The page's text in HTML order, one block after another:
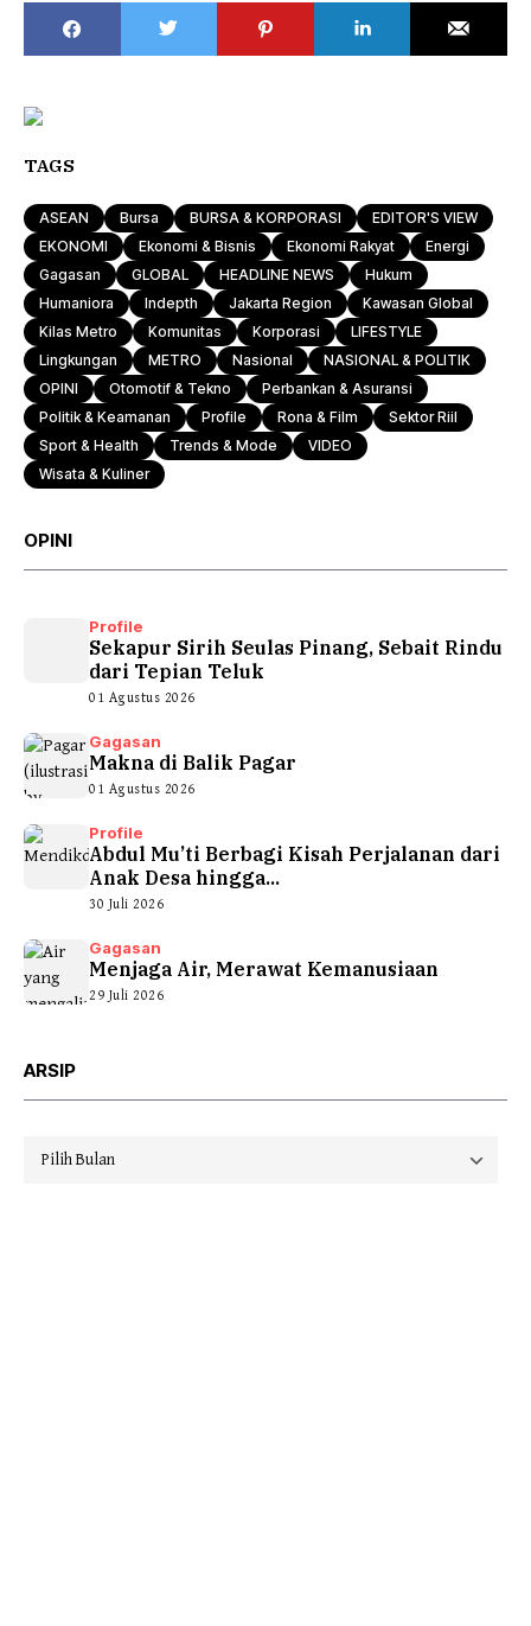
TAGS
ASEAN Bursa BURSA & KORPORASI
EDITOR'S VIEW
EKONOMI
Ekonomi & Bisnis Ekonomi Rakyat
Energi
Gagasan
GLOBAL HEADLINE NEWS
Hukum
Humaniora
Indepth Jakarta Region
Kawasan Global
Kilas Metro
Komunitas Korporasi
LIFESTYLE
Lingkungan
METRO Nasional
NASIONAL & POLITIK
OPINI
Otomotif & Tekno
Perbankan & Asuransi
Politik & Keamanan
Profile Rona & Film
Sektor Riil
Sport & Health
Trends & Mode
VIDEO
Wisata & Kuliner
OPINI
Profile
Sekapur Sirih Seulas Pinang, Sebait Rindu
dari Tepian Teluk
01 Agustus 2026
Gagasan
Makna di Balik Pagar
01 Agustus 2026
Profile
Abdul Mu’ti Berbagi Kisah Perjalanan dari
Anak Desa hingga...
30 Juli 2026
Gagasan
Menjaga Air, Merawat Kemanusiaan
29 Juli 2026
ARSIP
Arsip